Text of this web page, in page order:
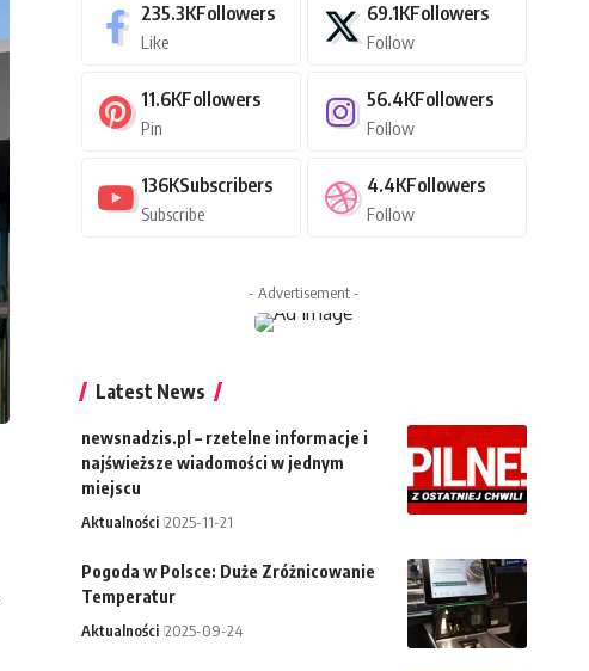
235.3KFollowers
Like
69.1KFollowers
Follow
11.6KFollowers
Pin
56.4KFollowers
Follow
136KSubscribers
Subscribe
4.4KFollowers
Follow
- Advertisement -
Latest News
newsnadzis.pl – rzetelne informacje i
najświeższe wiadomości w jednym
miejscu
Aktualności 2025-11-21
Pogoda w Polsce: Duże Zróżnicowanie
Temperatur
Aktualności 2025-09-24